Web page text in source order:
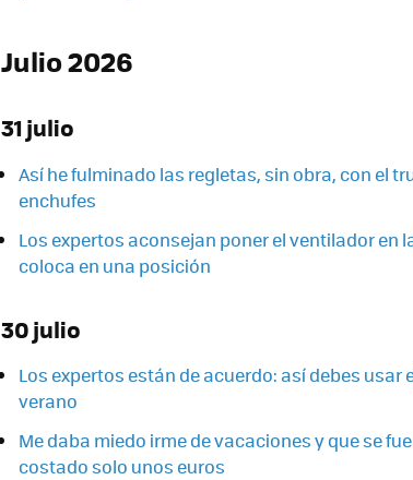
Julio 2026
31 julio
Así he fulminado las regletas, sin obra, con el
enchufes
Los expertos aconsejan poner el ventilador en
coloca en una posición
30 julio
Los expertos están de acuerdo: así debes
verano
Me daba miedo irme de vacaciones y que se
costado solo unos euros